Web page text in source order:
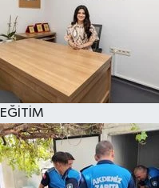
EĞİTİM